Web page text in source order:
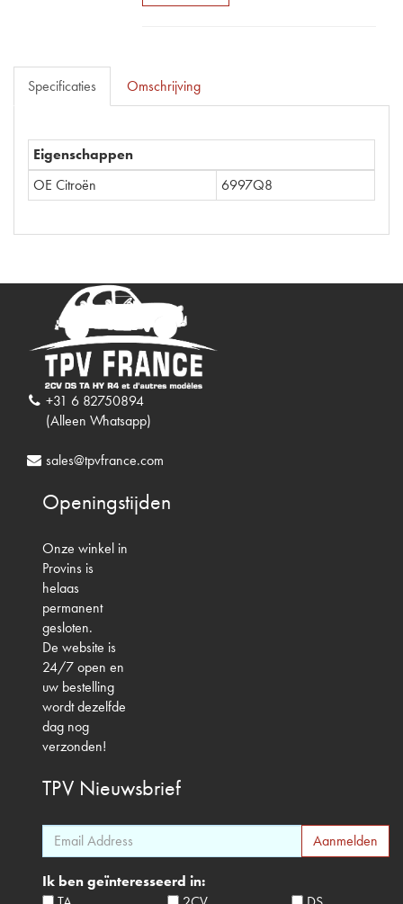
Specificaties Omschrijving
Eigenschappen
OE Citroën
6997Q8
+31 6 82750894
(Alleen Whatsapp)
sales@tpvfrance.com
Openingstijden
Onze winkel in
Provins is
helaas
permanent
gesloten.
De website is
24/7 open en
uw bestelling
wordt dezelfde
dag nog
verzonden!
TPV Nieuwsbrief
Ik ben geïnteresseerd in: